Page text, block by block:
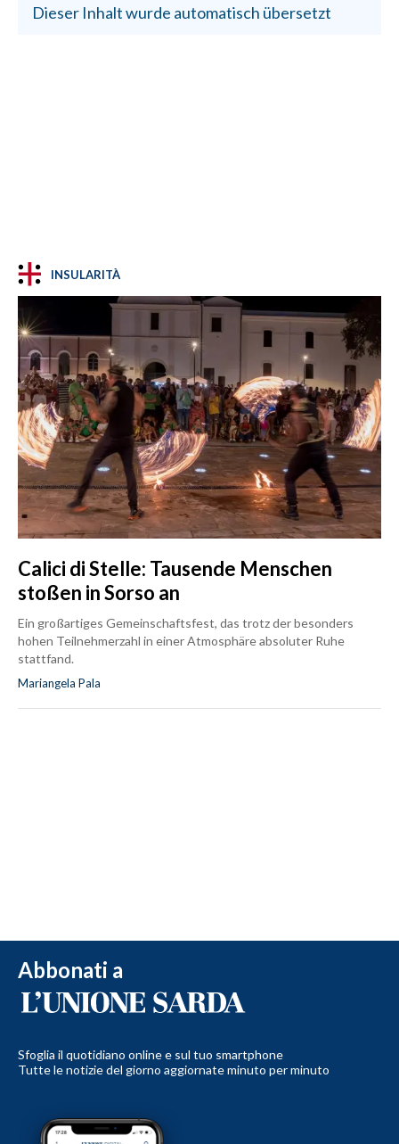
Dieser Inhalt wurde automatisch übersetzt
INSULARITÀ
Calici di Stelle: Tausende Menschen
stoßen in Sorso an
Ein großartiges Gemeinschaftsfest, das trotz der besonders
hohen Teilnehmerzahl in einer Atmosphäre absoluter Ruhe
stattfand.
Mariangela Pala
Abbonati a
Sfoglia il quotidiano online e sul tuo smartphone
Tutte le notizie del giorno aggiornate minuto per minuto